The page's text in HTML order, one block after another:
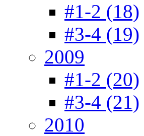
#1-2 (18)
#3-4 (19)
2009
#1-2 (20)
#3-4 (21)
2010